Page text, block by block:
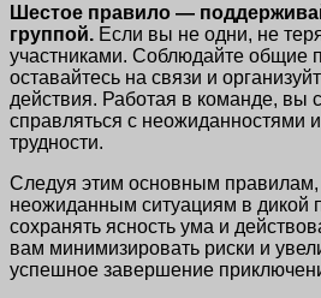
Шестое правило —
группой. Если вы не одни, не
участниками. Соблюдайте общие
оставайтесь на связи и
действия. Работая в команде, вы
справляться с неожиданностями
трудности.
Следуя этим основным правилам,
неожиданным ситуациям в дикой
сохранять ясность ума и
вам минимизировать риски и
успешное завершение